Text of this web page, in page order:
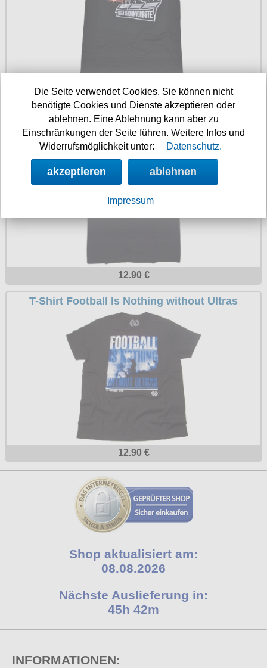
17.90 €
T-Shirt Ultras Weekend
12.90 €
T-Shirt Football Is Nothing without Ultras
12.90 €
Shop aktualisiert am:
08.08.2026
Nächste Auslieferung in:
45h 42m
INFORMATIONEN:
Die Seite verwendet Cookies. Sie können nicht
benötigte Cookies und Dienste akzeptieren oder
ablehnen. Eine Ablehnung kann aber zu
Einschränkungen der Seite führen. Weitere Infos und
Widerrufsmöglichkeit unter:
Datenschutz.
akzeptieren ablehnen
Impressum